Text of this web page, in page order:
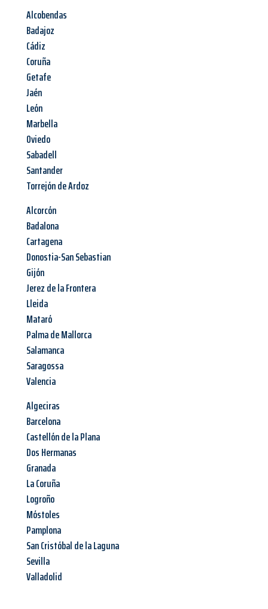
Alcobendas
Badajoz
Cádiz
Coruña
Getafe
Jaén
León
Marbella
Oviedo
Sabadell
Santander
Torrejón de Ardoz
Alcorcón
Badalona
Cartagena
Donostia-San Sebastian
Gijón
Jerez de la Frontera
Lleida
Mataró
Palma de Mallorca
Salamanca
Saragossa
Valencia
Algeciras
Barcelona
Castellón de la Plana
Dos Hermanas
Granada
La Coruña
Logroño
Móstoles
Pamplona
San Cristóbal de la Laguna
Sevilla
Valladolid